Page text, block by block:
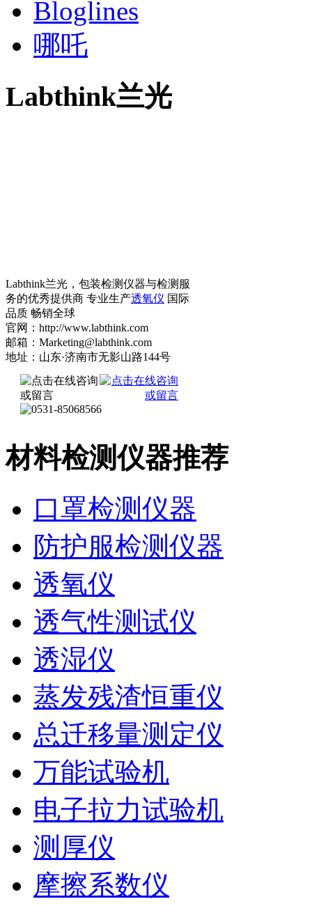
Bloglines
哪吒
Labthink兰光
Labthink兰光，包装检测仪器与检测服
务的优秀提供商 专业生产透氧仪 国际
品质 畅销全球
官网：http://www.labthink.com
邮箱：Marketing@labthink.com
地址：山东·济南市无影山路144号
材料检测仪器推荐
口罩检测仪器
防护服检测仪器
透氧仪
透气性测试仪
透湿仪
蒸发残渣恒重仪
总迁移量测定仪
万能试验机
电子拉力试验机
测厚仪
摩擦系数仪